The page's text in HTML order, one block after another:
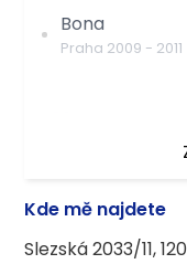
Bona
Praha 2009 - 2011
Vzdělání
Kde mě najdete
Slezská 2033/11,